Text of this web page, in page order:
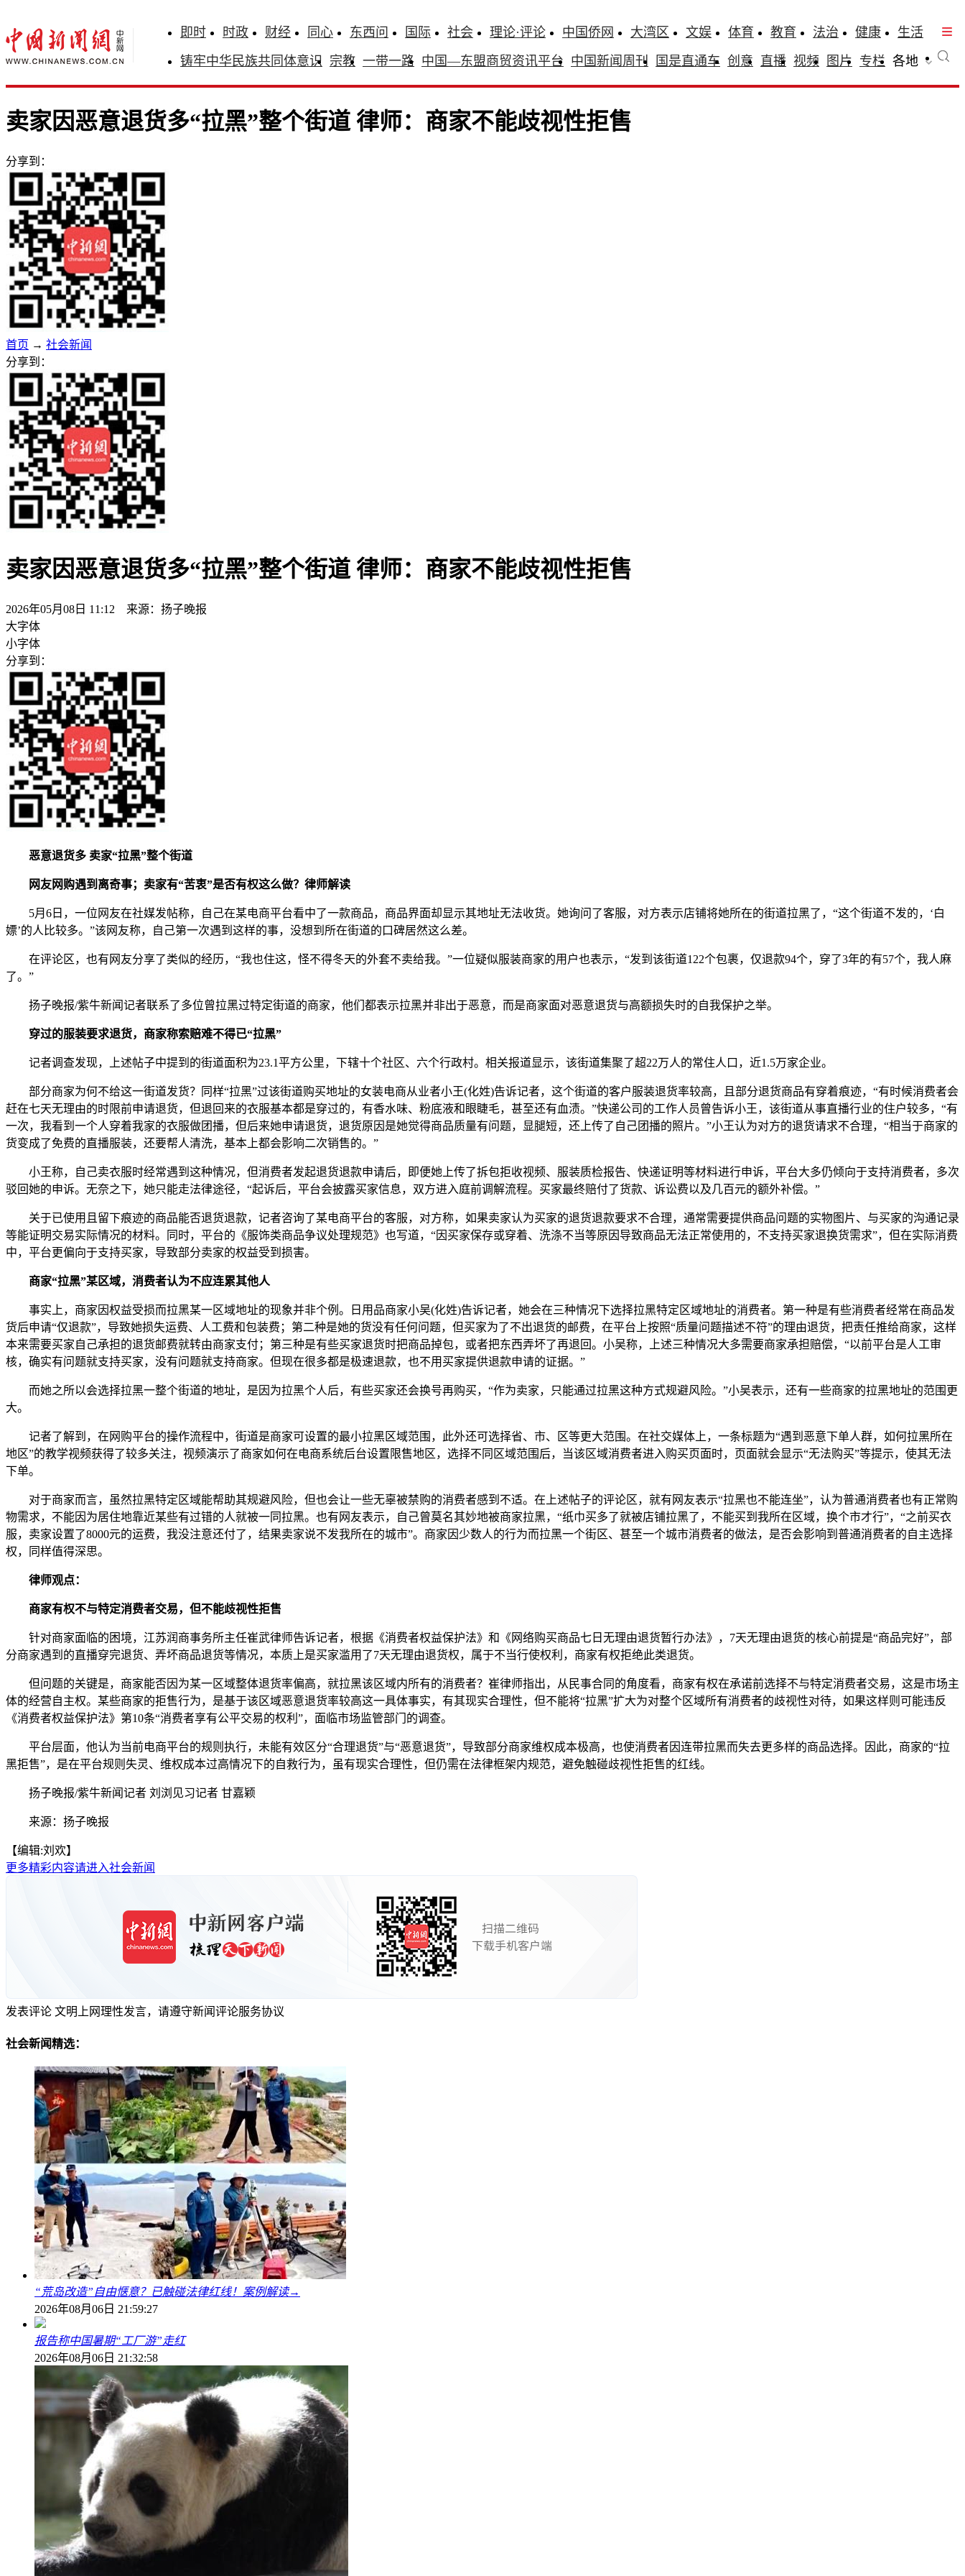
即时 时政 财经 同心 东西问 国际 社会 理论·评论 中国侨网 大湾区 文娱 体育 教育 法治 健康
生活
铸牢中华民族共同体意识 宗教 一带一路 中国—东盟商贸资讯平台 中国新闻周刊 国是直通车 创意 直播 视频 图片 专栏 各地
卖家因恶意退货多“拉黑”整个街道 律师：商家不能歧视性拒售
分享到：
首页 → 社会新闻
分享到：
卖家因恶意退货多“拉黑”整个街道 律师：商家不能歧视性拒售
2026年05月08日 11:12 来源：扬子晚报
大字体
小字体
分享到：
恶意退货多 卖家“拉黑”整个街道
网友网购遇到离奇事；卖家有“苦衷”是否有权这么做？律师解读
5月6日，一位网友在社媒发帖称，自己在某电商平台看中了一款商品，商品界面却显示其地址无法收货。她询问了客服，对方表示店铺将她所在的街道拉黑了，“这个街道不发的，‘白
嫖’的人比较多。”该网友称，自己第一次遇到这样的事，没想到所在街道的口碑居然这么差。
在评论区，也有网友分享了类似的经历，“我也住这，怪不得冬天的外套不卖给我。”一位疑似服装商家的用户也表示，“发到该街道122个包裹，仅退款94个，穿了3年的有57个，我人麻
了。”
扬子晚报/紫牛新闻记者联系了多位曾拉黑过特定街道的商家，他们都表示拉黑并非出于恶意，而是商家面对恶意退货与高额损失时的自我保护之举。
穿过的服装要求退货，商家称索赔难不得已“拉黑”
记者调查发现，上述帖子中提到的街道面积为23.1平方公里，下辖十个社区、六个行政村。相关报道显示，该街道集聚了超22万人的常住人口，近1.5万家企业。
部分商家为何不给这一街道发货？同样“拉黑”过该街道购买地址的女装电商从业者小王(化姓)告诉记者，这个街道的客户服装退货率较高，且部分退货商品有穿着痕迹，“有时候消费者会
赶在七天无理由的时限前申请退货，但退回来的衣服基本都是穿过的，有香水味、粉底液和眼睫毛，甚至还有血渍。”快递公司的工作人员曾告诉小王，该街道从事直播行业的住户较多，“有
一次，我看到一个人穿着我家的衣服做团播，但后来她申请退货，退货原因是她觉得商品质量有问题，显腿短，还上传了自己团播的照片。”小王认为对方的退货请求不合理，“相当于商家的
货变成了免费的直播服装，还要帮人清洗，基本上都会影响二次销售的。”
小王称，自己卖衣服时经常遇到这种情况，但消费者发起退货退款申请后，即便她上传了拆包拒收视频、服装质检报告、快递证明等材料进行申诉，平台大多仍倾向于支持消费者，多次
驳回她的申诉。无奈之下，她只能走法律途径，“起诉后，平台会披露买家信息，双方进入庭前调解流程。买家最终赔付了货款、诉讼费以及几百元的额外补偿。”
关于已使用且留下痕迹的商品能否退货退款，记者咨询了某电商平台的客服，对方称，如果卖家认为买家的退货退款要求不合理，通常需要提供商品问题的实物图片、与买家的沟通记录
等能证明交易实际情况的材料。同时，平台的《服饰类商品争议处理规范》也写道，“因买家保存或穿着、洗涤不当等原因导致商品无法正常使用的，不支持买家退换货需求”，但在实际消费
中，平台更偏向于支持买家，导致部分卖家的权益受到损害。
商家“拉黑”某区域，消费者认为不应连累其他人
事实上，商家因权益受损而拉黑某一区域地址的现象并非个例。日用品商家小吴(化姓)告诉记者，她会在三种情况下选择拉黑特定区域地址的消费者。第一种是有些消费者经常在商品发
货后申请“仅退款”，导致她损失运费、人工费和包装费；第二种是她的货没有任何问题，但买家为了不出退货的邮费，在平台上按照“质量问题描述不符”的理由退货，把责任推给商家，这样
本来需要买家自己承担的退货邮费就转由商家支付；第三种是有些买家退货时把商品掉包，或者把东西弄坏了再退回。小吴称，上述三种情况大多需要商家承担赔偿，“以前平台是人工审
核，确实有问题就支持买家，没有问题就支持商家。但现在很多都是极速退款，也不用买家提供退款申请的证据。”
而她之所以会选择拉黑一整个街道的地址，是因为拉黑个人后，有些买家还会换号再购买，“作为卖家，只能通过拉黑这种方式规避风险。”小吴表示，还有一些商家的拉黑地址的范围更
大。
记者了解到，在网购平台的操作流程中，街道是商家可设置的最小拉黑区域范围，此外还可选择省、市、区等更大范围。在社交媒体上，一条标题为“遇到恶意下单人群，如何拉黑所在
地区”的教学视频获得了较多关注，视频演示了商家如何在电商系统后台设置限售地区，选择不同区域范围后，当该区域消费者进入购买页面时，页面就会显示“无法购买”等提示，使其无法
下单。
对于商家而言，虽然拉黑特定区域能帮助其规避风险，但也会让一些无辜被禁购的消费者感到不适。在上述帖子的评论区，就有网友表示“拉黑也不能连坐”，认为普通消费者也有正常购
物需求，不能因为居住地靠近某些有过错的人就被一同拉黑。也有网友表示，自己曾莫名其妙地被商家拉黑，“纸巾买多了就被店铺拉黑了，不能买到我所在区域，换个市才行”，“之前买衣
服，卖家设置了8000元的运费，我没注意还付了，结果卖家说不发我所在的城市”。商家因少数人的行为而拉黑一个街区、甚至一个城市消费者的做法，是否会影响到普通消费者的自主选择
权，同样值得深思。
律师观点：
商家有权不与特定消费者交易，但不能歧视性拒售
针对商家面临的困境，江苏润商事务所主任崔武律师告诉记者，根据《消费者权益保护法》和《网络购买商品七日无理由退货暂行办法》，7天无理由退货的核心前提是“商品完好”，部
分商家遇到的直播穿完退货、弄坏商品退货等情况，本质上是买家滥用了7天无理由退货权，属于不当行使权利，商家有权拒绝此类退货。
但问题的关键是，商家能否因为某一区域整体退货率偏高，就拉黑该区域内所有的消费者？崔律师指出，从民事合同的角度看，商家有权在承诺前选择不与特定消费者交易，这是市场主
体的经营自主权。某些商家的拒售行为，是基于该区域恶意退货率较高这一具体事实，有其现实合理性，但不能将“拉黑”扩大为对整个区域所有消费者的歧视性对待，如果这样则可能违反
《消费者权益保护法》第10条“消费者享有公平交易的权利”，面临市场监管部门的调查。
平台层面，他认为当前电商平台的规则执行，未能有效区分“合理退货”与“恶意退货”，导致部分商家维权成本极高，也使消费者因连带拉黑而失去更多样的商品选择。因此，商家的“拉
黑拒售”，是在平台规则失灵、维权成本过高情况下的自救行为，虽有现实合理性，但仍需在法律框架内规范，避免触碰歧视性拒售的红线。
扬子晚报/紫牛新闻记者 刘浏见习记者 甘嘉颖
来源：扬子晚报
【编辑:刘欢】
更多精彩内容请进入社会新闻
发表评论 文明上网理性发言，请遵守新闻评论服务协议
社会新闻精选：
“荒岛改造”自由惬意？已触碰法律红线！案例解读→
2026年08月06日 21:59:27
报告称中国暑期“工厂游”走红
2026年08月06日 21:32:58